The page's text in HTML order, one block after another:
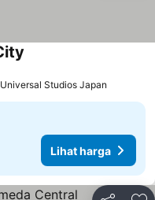
Studios Japan
Lihat harga